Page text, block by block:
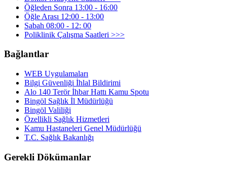
Öğleden Sonra 13:00 - 16:00
Öğle Arası 12:00 - 13:00
Sabah 08:00 - 12: 00
Poliklinik Çalışma Saatleri >>>
Bağlantlar
WEB Uygulamaları
Bilgi Güvenliği İhlal Bildirimi
Alo 140 Terör İhbar Hattı Kamu Spotu
Bingöl Sağlık İl Müdürlüğü
Bingöl Valiliği
Özellikli Sağlık Hizmetleri
Kamu Hastaneleri Genel Müdürlüğü
T.C. Sağlık Bakanlığı
Gerekli Dökümanlar